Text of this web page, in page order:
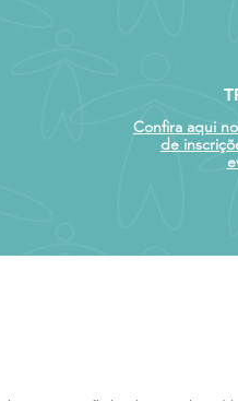
Confira aqui
de